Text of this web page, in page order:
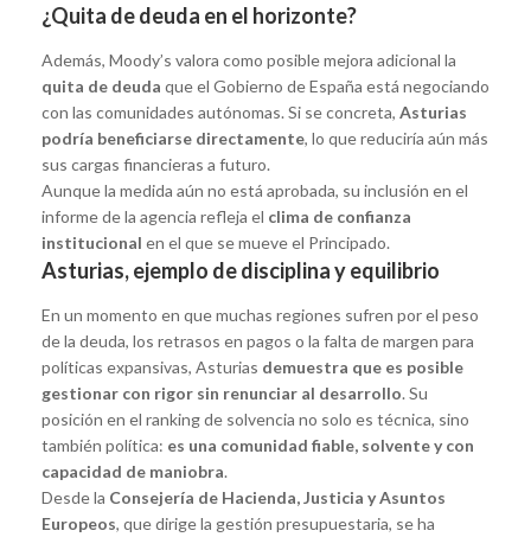
¿Quita de deuda en el horizonte?
Además, Moody’s valora como posible mejora adicional la
quita de deuda que el Gobierno de España está negociando
con las comunidades autónomas. Si se concreta, Asturias
podría beneficiarse directamente, lo que reduciría aún más
sus cargas financieras a futuro.
Aunque la medida aún no está aprobada, su inclusión en el
informe de la agencia refleja el clima de confianza
institucional en el que se mueve el Principado.
Asturias, ejemplo de disciplina y equilibrio
En un momento en que muchas regiones sufren por el peso
de la deuda, los retrasos en pagos o la falta de margen para
políticas expansivas, Asturias demuestra que es posible
gestionar con rigor sin renunciar al desarrollo. Su
posición en el ranking de solvencia no solo es técnica, sino
también política: es una comunidad fiable, solvente y con
capacidad de maniobra.
Desde la Consejería de Hacienda, Justicia y Asuntos
Europeos, que dirige la gestión presupuestaria, se ha